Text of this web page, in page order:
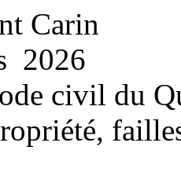
Carin
2026
civil du